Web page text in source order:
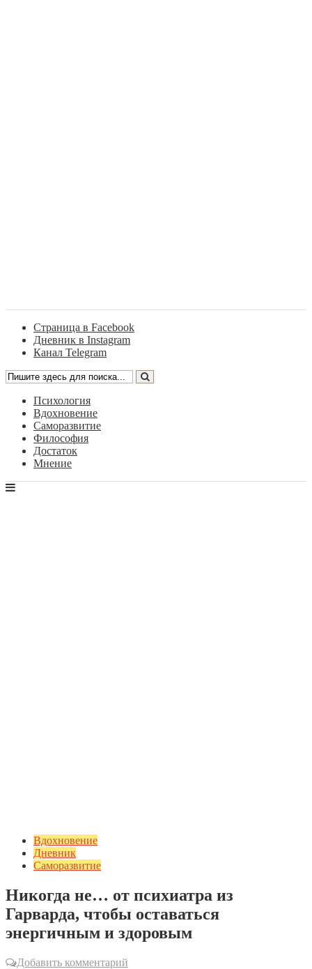
Страница в Facebook
Дневник в Instagram
Канал Telegram
Психология
Вдохновение
Саморазвитие
Философия
Достаток
Мнение
Вдохновение
Дневник
Саморазвитие
Никогда не… от психиатра из
Гарварда, чтобы оставаться
энергичным и здоровым
Добавить комментарий